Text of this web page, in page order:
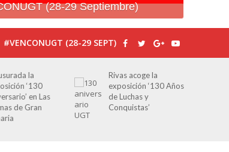
(28-29 Septiembre)
#VENCONUGT (28-29 SEPT)
acoge la
‘130 Años
y
Javier Bueno, el
periodista asesinado
por Franco por sus
editoriales de prensa